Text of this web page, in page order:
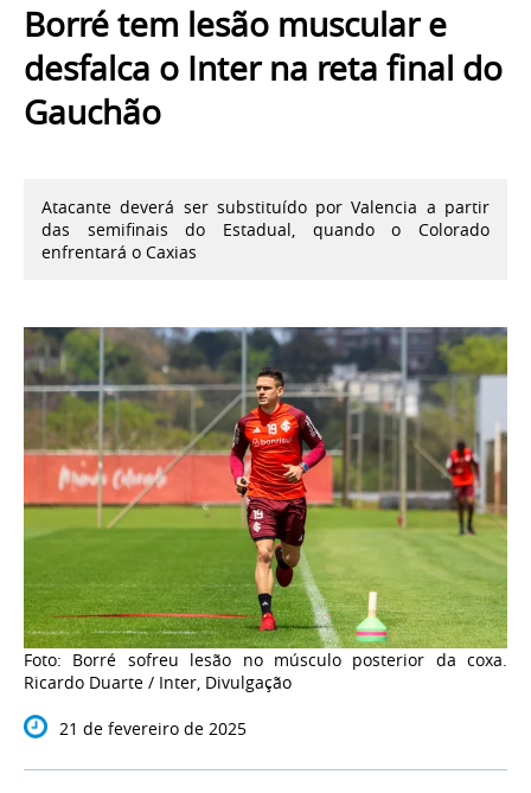
Borré tem lesão muscular e
desfalca o Inter na reta final do
Gauchão
Atacante deverá ser substituído por Valencia a partir
das semifinais do Estadual, quando o Colorado
enfrentará o Caxias
Foto: Borré sofreu lesão no músculo posterior da coxa.
Ricardo Duarte / Inter, Divulgação
21 de fevereiro de 2025